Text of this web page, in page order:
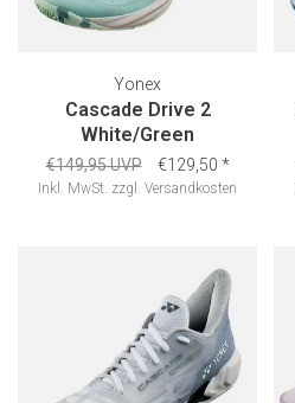
Yonex
Cascade Drive 2
White/Green
€149,95 UVP €129,50 *
Inkl. MwSt. zzgl. Versandkosten